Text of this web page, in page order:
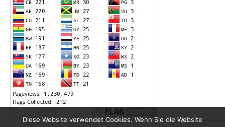
Diese Website verwendet Cookies. Wenn Sie die Website